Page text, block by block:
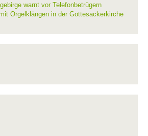
warnt vor Telefonbetrügern
Orgelklängen in der Gottesackerkirche